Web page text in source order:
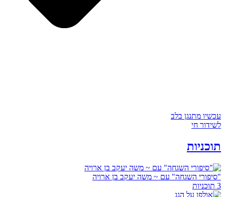
עכשיו מתנגן בלב
לשידור חי
תוכניות
"סיפורי השגחה" עם ~ משה יעקב בן ארויה
3 תוכניות